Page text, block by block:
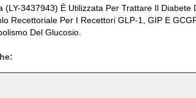
(LY-3437943) È Utilizzata Per Trattare Il
Recettoriale Per I Recettori GLP-1, GIP E
Del Glucosio.